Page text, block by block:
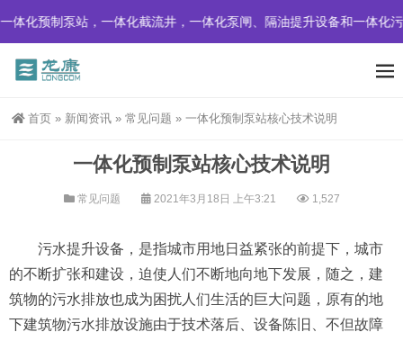
化预制泵站，一体化截流井，一体化泵闸、隔油提升设备和一体化污
首页 » 新闻资讯 » 常见问题 » 一体化预制泵站核心技术说明
一体化预制泵站核心技术说明
常见问题 2021年3月18日 上午3:21 1,527
污水提升设备，是指城市用地日益紧张的前提下，城市
的不断扩张和建设，迫使人们不断地向地下发展，随之，建
筑物的污水排放也成为困扰人们生活的巨大问题，原有的地
下建筑物污水排放设施由于技术落后、设备陈旧、不但故障